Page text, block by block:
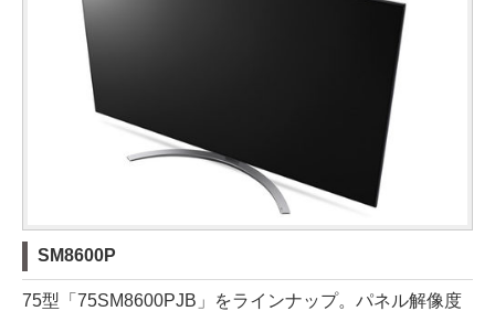
SM8600P
75型「75SM8600PJB」をラインナップ。パネル解像度